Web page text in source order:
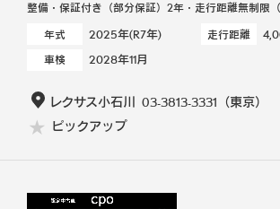
整備・保証付き（部分保証）2年・走行距離無制限（
年式
2025年(R7年) 走行距離
車検 2028年11月
レクサス小石川 03-3813-3331 （東京）
ピックアップ